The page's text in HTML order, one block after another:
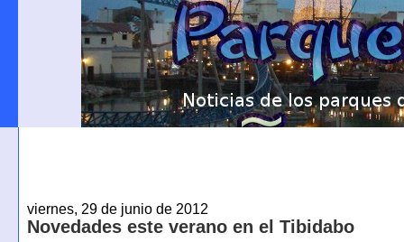
viernes, 29 de junio de 2012
Novedades este verano en el Tibidabo